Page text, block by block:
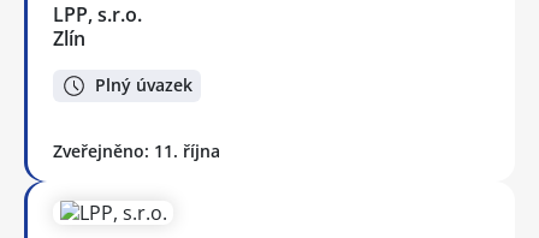
LPP, s.r.o.
Zlín
Plný úvazek
Zveřejněno: 11. října